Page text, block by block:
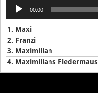
00:00
1. Maxi
2. Franzi
3. Maximilian
4. Maximilians Fledermaus